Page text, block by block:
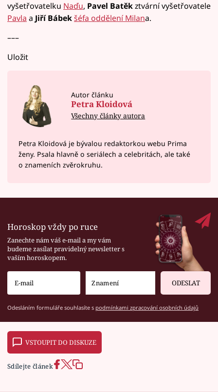
vyšetřovatelku Naďu, Pavel Batěkztvární vyšetřovatele
Pavla a Jiří Bábekšéfa oddělení Milana.
–––
Uložit
Autor článku
Petra Kloidová
Všechny články autora
Petra Kloidová je bývalou redaktorkou webu Prima
ženy. Psala hlavně o seriálech a celebritách, ale také
o znameních zvěrokruhu.
Horoskop vždy po ruce
Zanechte nám váš e-mail a my vám
budeme zasílat pravidelný newsletter s
vaším horoskopem.
ODESLAT
Odesláním formuláře souhlasíte s podmínkami zpracování osobních údajů
VSTOUPIT DO DISKUZE
Sdílejte článek